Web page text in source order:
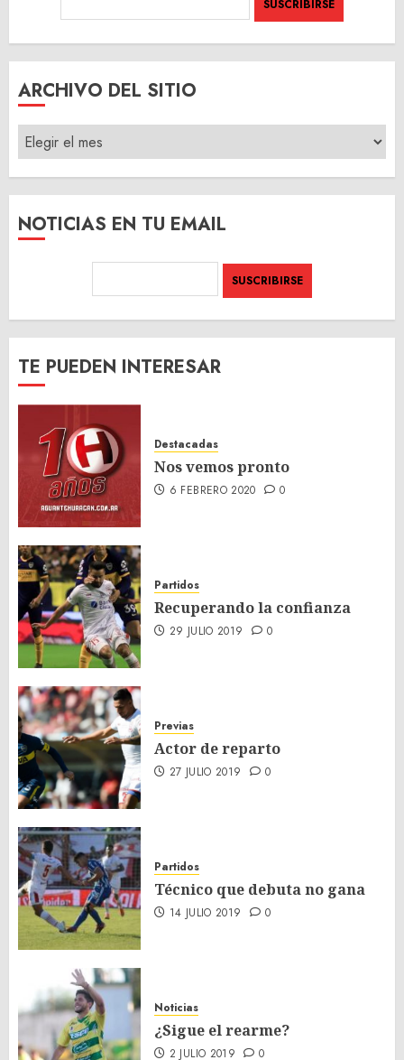
ARCHIVO DEL SITIO
ARCHIVO
DEL
SITIO
NOTICIAS EN TU EMAIL
TE PUEDEN INTERESAR
Destacadas
Nos vemos pronto
6 FEBRERO 2020 0
Partidos
Recuperando la confianza
29 JULIO 2019 0
Previas
Actor de reparto
27 JULIO 2019 0
Partidos
Técnico que debuta no gana
14 JULIO 2019 0
Noticias
¿Sigue el rearme?
2 JULIO 2019 0